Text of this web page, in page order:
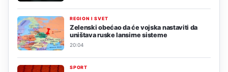
REGION I SVET
Zelenski obećao da će vojska nastaviti da
uništava ruske lansirne sisteme
20:04
SPORT